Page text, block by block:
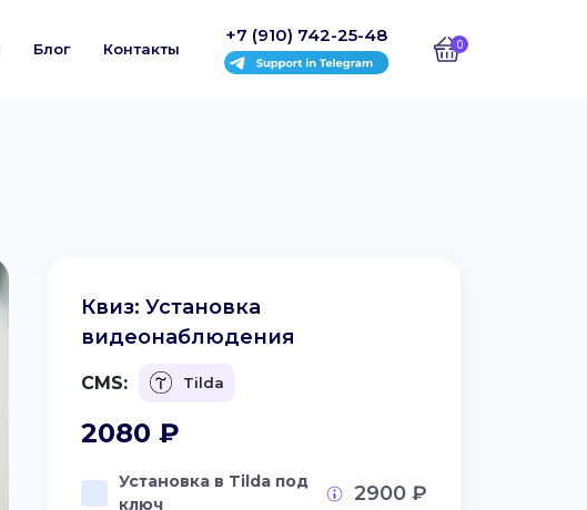
Блог Контакты
+7 (910) 742-25-48 0
Квиз: Установка
видеонаблюдения
CMS: Tilda
2080 ₽
Установка в Tilda под
ключ
2900 ₽